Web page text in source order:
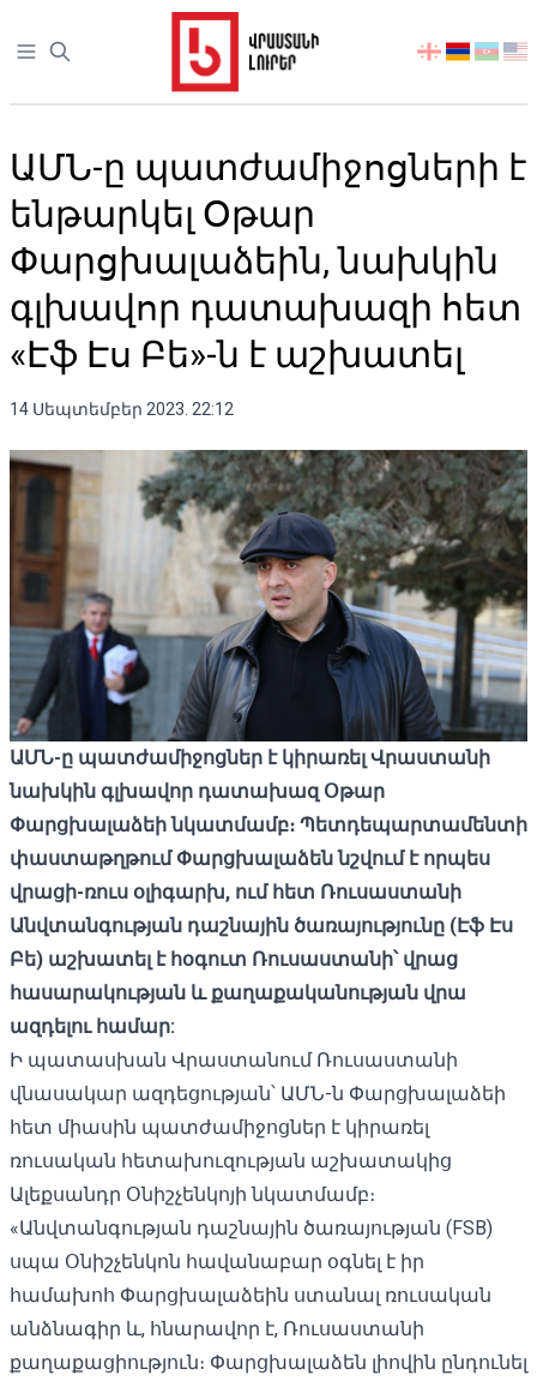
Open sidebar
აირჩიეთ
ԱՄՆ-ը պատժամիջոցների է
ենթարկել Օթար
Փարցխալաձեին, նախկին
գլխավոր դատախազի հետ
«Էֆ Էս Բե»-ն է աշխատել
14 Սեպտեմբեր 2023. 22:12
ԱՄՆ-ը պատժամիջոցներ է կիրառել Վրաստանի
նախկին գլխավոր դատախազ Օթար
Փարցխալաձեի նկատմամբ։ Պետդեպարտամենտի
փաստաթղթում Փարցխալաձեն նշվում է որպես
վրացի-ռուս օլիգարխ, ում հետ Ռուսաստանի
Անվտանգության դաշնային ծառայությունը (Էֆ Էս
Բե) աշխատել է հօգուտ Ռուսաստանի՝ վրաց
հասարակության և քաղաքականության վրա
ազդելու համար:
Ի պատասխան Վրաստանում Ռուսաստանի
վնասակար ազդեցության՝ ԱՄՆ-ն Փարցխալաձեի
հետ միասին պատժամիջոցներ է կիրառել
ռուսական հետախուզության աշխատակից
Ալեքսանդր Օնիշչենկոյի նկատմամբ։
«Անվտանգության դաշնային ծառայության (FSB)
սպա Օնիշչենկոն հավանաբար օգնել է իր
համախոհ Փարցխալաձեին ստանալ ռուսական
անձնագիր և, հնարավոր է, Ռուսաստանի
քաղաքացիություն։ Փարցխալաձեն լիովին ընդունել